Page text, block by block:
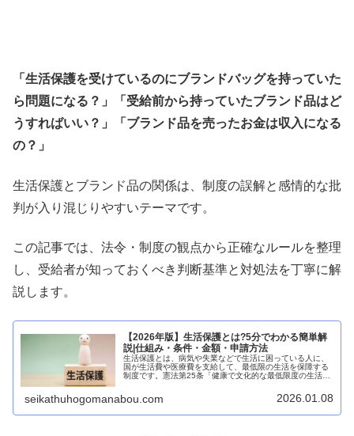
「生活保護を受けているのにブランドバッグを持っていた
ら問題になる？」「受給前から持っていたブランド品はど
うすればいい？」「ブランド品を売ったお金は収入になる
の？」
生活保護とブランド品の関係は、制度の誤解と感情的な批
判が入り混じりやすいテーマです。
この記事では、法令・制度の観点から正確なルールを整理
し、受給者が知っておくべき判断基準と対処法を丁寧に解
説します。
【2026年版】生活保護とは?5分でわかる簡単解
説|仕組み・条件・金額・申請方法
生活保護とは、病気や失業などで生活に困っている人に、
国が生活費や医療費を支給して、最低限の生活を保障する
制度です。憲法第25条「健康で文化的な最低限度の生活を
seikathuhogomanabou.com 2026.01.08